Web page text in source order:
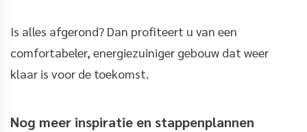
Is alles afgerond? Dan profiteert u van een
comfortabeler, energiezuiniger gebouw dat weer
klaar is voor de toekomst.
Nog meer inspiratie en stappenplannen